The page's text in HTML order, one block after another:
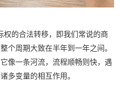
的合法转移，即我们常说的商
个周期大致在半年到一年之间。
像一条河流，流程顺畅则快，遇
多变量的相互作用。